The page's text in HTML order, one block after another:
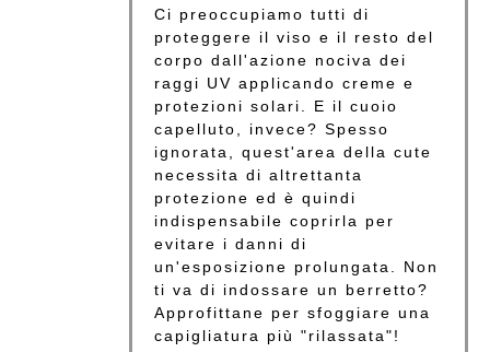
Ci preoccupiamo tutti di
proteggere il viso e il resto del
corpo dall'azione nociva dei
raggi UV applicando creme e
protezioni solari. E il cuoio
capelluto, invece? Spesso
ignorata, quest'area della cute
necessita di altrettanta
protezione ed è quindi
indispensabile coprirla per
evitare i danni di
un'esposizione prolungata. Non
ti va di indossare un berretto?
Approfittane per sfoggiare una
capigliatura più "rilassata"!